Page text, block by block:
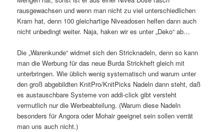
rausgewachsen und wenn man nicht zu viel unterschiedlichen
Kram hat, denn 100 gleichartige Niveadosen helfen dann auch
nicht unbedingt weiter. Naja, haken wir es unter „Deko“ ab…
Die „Warenkunde“ widmet sich den Stricknadeln, denn so kann
man die Werbung für das neue Burda Strickheft gleich mit
unterbringen. Wie üblich wenig systematisch und warum unter
den groß abgebildten KnitPro/KnitPicks Nadeln dann steht, daß
es austauschbare Systeme von addi-click gibt versteht
vermutlich nur die Werbeabteilung. (Warum diese Nadeln
besonders für Angora oder Mohair geeignet sein sollen verrät
man uns auch nicht.)